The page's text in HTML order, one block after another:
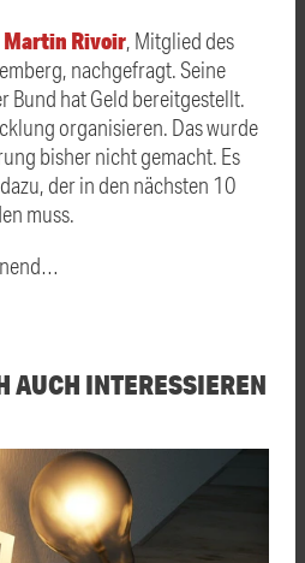
Martin Rivoir , Mitglied des
nachgefragt. Seine
Bund hat Geld bereitgestellt.
organisieren. Das wurde
bisher nicht gemacht. Es
dazu, der in den nächsten 10
muss.
AUCH INTERESSIEREN